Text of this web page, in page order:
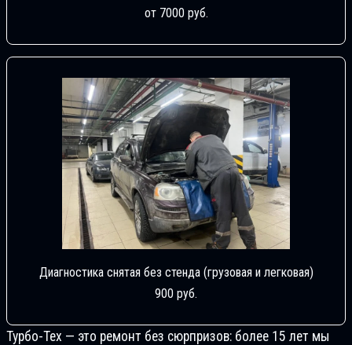
от 7000 руб.
Диагностика снятая без стенда (грузовая и легковая)
900 руб.
Турбо-Тех — это ремонт без сюрпризов: более 15 лет мы